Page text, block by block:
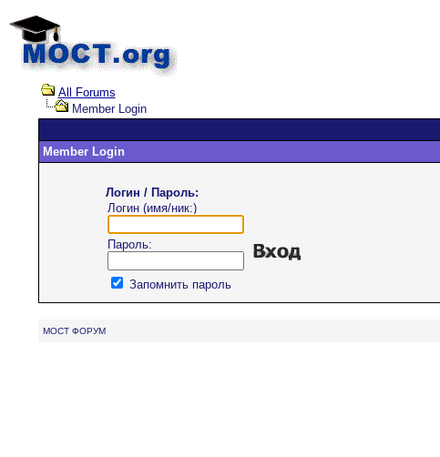
All Forums
Member Login
Member Login
Логин / Пароль:
Логин (имя/ник:)
Пароль:
Запомнить пароль
MOCT ФОРУМ